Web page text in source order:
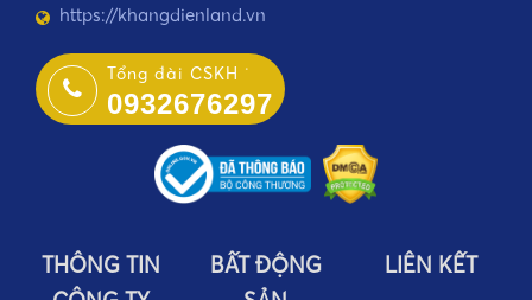
•
https://khangdienland.vn
Tổng đài CSKH
0932676297
THÔNG TIN
BẤT ĐỘNG
LIÊN KẾT